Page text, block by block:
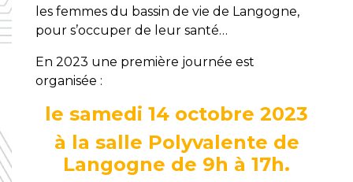
les femmes du bassin de vie de Langogne,
pour s’occuper de leur santé…
En 2023 une première journée est
organisée :
le samedi 14 octobre 2023
à la salle Polyvalente de
Langogne de 9h à 17h.